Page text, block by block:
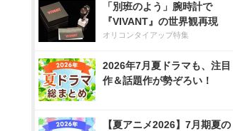
「別班のよう」腕時計で
『VIVANT』の世界観再現
オリコンタイアップ特集
2026年7月夏ドラマも、注目
作＆話題作が勢ぞろい！
【夏アニメ2026】7月期夏の